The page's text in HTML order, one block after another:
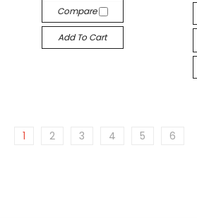
Compare
Add To Cart
1 2 3 4 5 6